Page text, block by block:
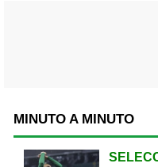
MINUTO A MINUTO